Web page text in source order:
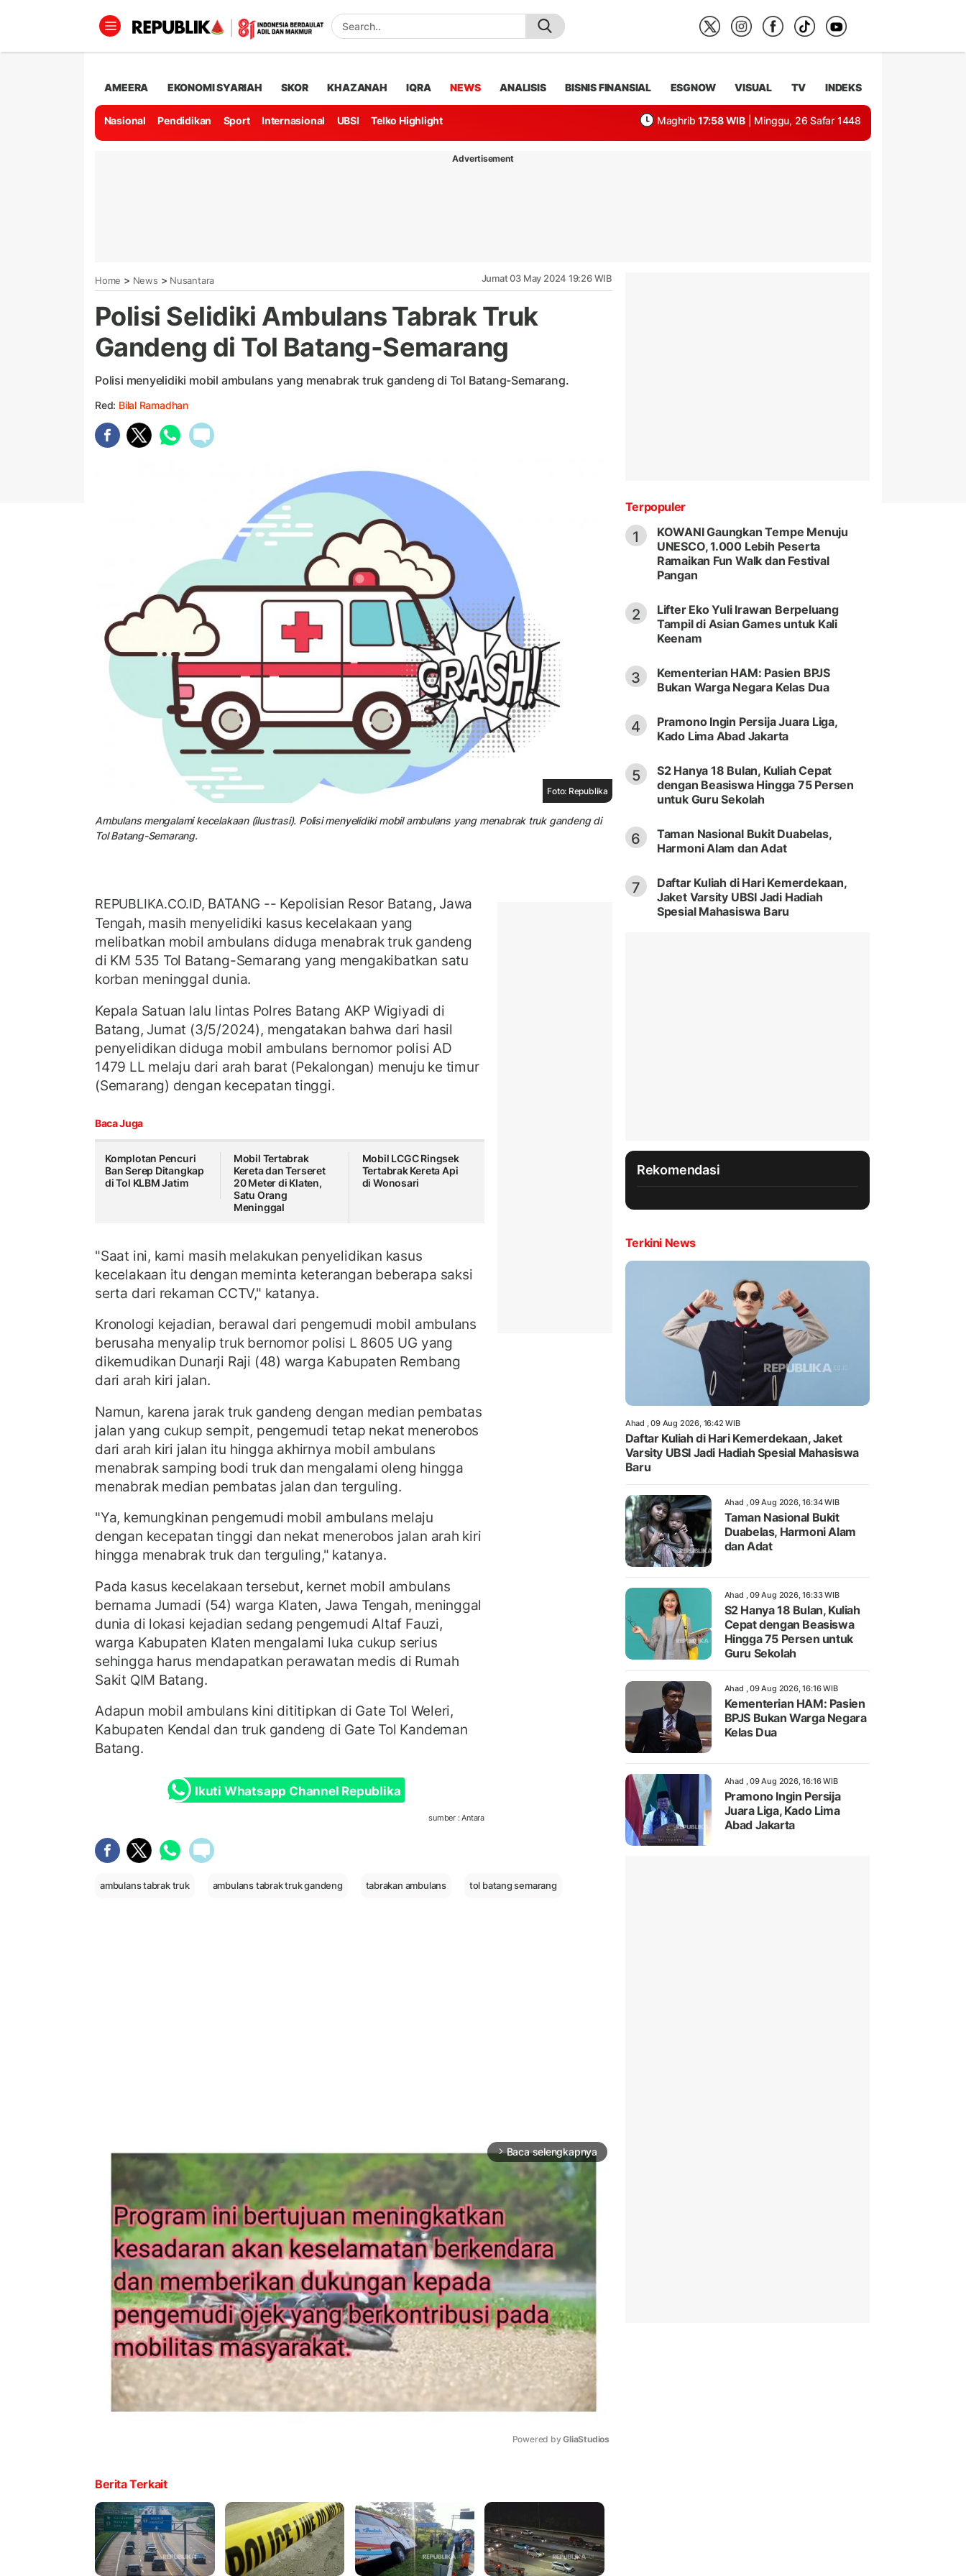
AMEERA EKONOMI SYARIAH SKOR KHAZANAH IQRA NEWS ANALISIS BISNIS FINANSIAL ESGNOW VISUAL TV INDEKS
Nasional Pendidikan Sport Internasional UBSI Telko Highlight Maghrib 17:58 WIB | Minggu, 26 Safar 1448
Advertisement
Home > News > Nusantara Jumat 03 May 2024 19:26 WIB
Polisi Selidiki Ambulans Tabrak Truk
Gandeng di Tol Batang-Semarang
Polisi menyelidiki mobil ambulans yang menabrak truk gandeng di Tol Batang-Semarang.
Red: Bilal Ramadhan
Foto: Republika
Ambulans mengalami kecelakaan (ilustrasi). Polisi menyelidiki mobil ambulans yang menabrak truk gandeng di
Tol Batang-Semarang.
REPUBLIKA.CO.ID, BATANG -- Kepolisian Resor Batang, Jawa
Tengah, masih menyelidiki kasus kecelakaan yang
melibatkan mobil ambulans diduga menabrak truk gandeng
di KM 535 Tol Batang-Semarang yang mengakibatkan satu
korban meninggal dunia.
Kepala Satuan lalu lintas Polres Batang AKP Wigiyadi di
Batang, Jumat (3/5/2024), mengatakan bahwa dari hasil
penyelidikan diduga mobil ambulans bernomor polisi AD
1479 LL melaju dari arah barat (Pekalongan) menuju ke timur
(Semarang) dengan kecepatan tinggi.
Baca Juga
Komplotan Pencuri
Ban Serep Ditangkap
di Tol KLBM Jatim
Mobil Tertabrak
Kereta dan Terseret
20 Meter di Klaten,
Satu Orang
Meninggal
Mobil LCGC Ringsek
Tertabrak Kereta Api
di Wonosari
"Saat ini, kami masih melakukan penyelidikan kasus
kecelakaan itu dengan meminta keterangan beberapa saksi
serta dari rekaman CCTV," katanya.
Kronologi kejadian, berawal dari pengemudi mobil ambulans
berusaha menyalip truk bernomor polisi L 8605 UG yang
dikemudikan Dunarji Raji (48) warga Kabupaten Rembang
dari arah kiri jalan.
Namun, karena jarak truk gandeng dengan median pembatas
jalan yang cukup sempit, pengemudi tetap nekat menerobos
dari arah kiri jalan itu hingga akhirnya mobil ambulans
menabrak samping bodi truk dan mengalami oleng hingga
menabrak median pembatas jalan dan terguling.
"Ya, kemungkinan pengemudi mobil ambulans melaju
dengan kecepatan tinggi dan nekat menerobos jalan arah kiri
hingga menabrak truk dan terguling," katanya.
Pada kasus kecelakaan tersebut, kernet mobil ambulans
bernama Jumadi (54) warga Klaten, Jawa Tengah, meninggal
dunia di lokasi kejadian sedang pengemudi Altaf Fauzi,
warga Kabupaten Klaten mengalami luka cukup serius
sehingga harus mendapatkan perawatan medis di Rumah
Sakit QIM Batang.
Adapun mobil ambulans kini dititipkan di Gate Tol Weleri,
Kabupaten Kendal dan truk gandeng di Gate Tol Kandeman
Batang.
Ikuti Whatsapp Channel Republika
sumber : Antara
ambulans tabrak truk ambulans tabrak truk gandeng tabrakan ambulans tol batang semarang
arrow_forward_ios Baca selengkapnya
Powered by GliaStudios
Berita Terkait
Terpopuler
1
KOWANI Gaungkan Tempe Menuju
UNESCO, 1.000 Lebih Peserta
Ramaikan Fun Walk dan Festival
Pangan
2
Lifter Eko Yuli Irawan Berpeluang
Tampil di Asian Games untuk Kali
Keenam
3
Kementerian HAM: Pasien BPJS
Bukan Warga Negara Kelas Dua
4
Pramono Ingin Persija Juara Liga,
Kado Lima Abad Jakarta
5
S2 Hanya 18 Bulan, Kuliah Cepat
dengan Beasiswa Hingga 75 Persen
untuk Guru Sekolah
6
Taman Nasional Bukit Duabelas,
Harmoni Alam dan Adat
7
Daftar Kuliah di Hari Kemerdekaan,
Jaket Varsity UBSI Jadi Hadiah
Spesial Mahasiswa Baru
Rekomendasi
Terkini News
Ahad , 09 Aug 2026, 16:42 WIB
Daftar Kuliah di Hari Kemerdekaan, Jaket
Varsity UBSI Jadi Hadiah Spesial Mahasiswa
Baru
Ahad , 09 Aug 2026, 16:34 WIB
Taman Nasional Bukit
Duabelas, Harmoni Alam
dan Adat
Ahad , 09 Aug 2026, 16:33 WIB
S2 Hanya 18 Bulan, Kuliah
Cepat dengan Beasiswa
Hingga 75 Persen untuk
Guru Sekolah
Ahad , 09 Aug 2026, 16:16 WIB
Kementerian HAM: Pasien
BPJS Bukan Warga Negara
Kelas Dua
Ahad , 09 Aug 2026, 16:16 WIB
Pramono Ingin Persija
Juara Liga, Kado Lima
Abad Jakarta